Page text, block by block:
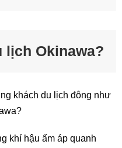
lịch Okinawa?
khách du lịch đông như
khí hậu ấm áp quanh